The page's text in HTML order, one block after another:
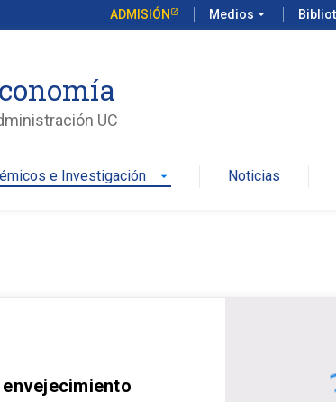
ADMISIÓN Medios arrow_drop_down
UC
e Investigación arrow_drop_down Noticias